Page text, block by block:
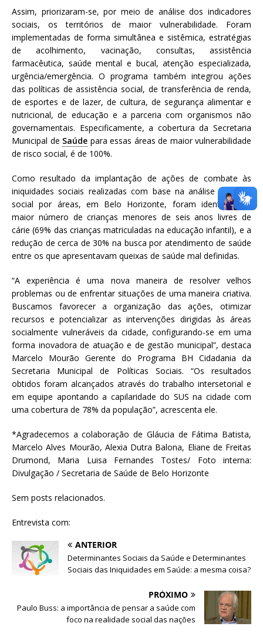
Assim, priorizaram-se, por meio de análise dos indicadores
sociais, os territórios de maior vulnerabilidade. Foram
implementadas de forma simultânea e sistêmica, estratégias
de acolhimento, vacinação, consultas, assistência
farmacêutica, saúde mental e bucal, atenção especializada,
urgência/emergência. O programa também integrou ações
das políticas de assistência social, de transferência de renda,
de esportes e de lazer, de cultura, de segurança alimentar e
nutricional, de educação e a parceria com organismos não
governamentais. Especificamente, a cobertura da Secretaria
Municipal de Saúde para essas áreas de maior vulnerabilidade
de risco social, é de 100%.
Como resultado da implantação de ações de combate às
iniquidades sociais realizadas com base na análise de risco
social por áreas, em Belo Horizonte, foram identificados:
maior número de crianças menores de seis anos livres de
cárie (69% das crianças matriculadas na educação infantil), e a
redução de cerca de 30% na busca por atendimento de saúde
entre os que apresentavam queixas de saúde mal definidas.
“A experiência é uma nova maneira de resolver velhos
problemas ou de enfrentar situações de uma maneira criativa.
Buscamos favorecer a organização das ações, otimizar
recursos e potencializar as intervenções dirigidas às áreas
socialmente vulneráveis da cidade, configurando-se em uma
forma inovadora de atuação e de gestão municipal”, destaca
Marcelo Mourão Gerente do Programa BH Cidadania da
Secretaria Municipal de Políticas Sociais. “Os resultados
obtidos foram alcançados através do trabalho intersetorial e
em equipe apontando a capilaridade do SUS na cidade com
uma cobertura de 78% da população”, acrescenta ele.
*Agradecemos a colaboração de Gláucia de Fátima Batista,
Marcelo Alves Mourão, Alexia Dutra Balona, Eliane de Freitas
Drumond, Maria Luisa Fernandes Tostes/ Foto interna:
Divulgação / Secretaria de Saúde de Belo Horizonte
Sem posts relacionados.
Entrevista com:
ANTERIOR
Determinantes Sociais da Saúde e Determinantes
Sociais das Iniquidades em Saúde: a mesma coisa?
PRÓXIMO
Paulo Buss: a importância de pensar a saúde com
foco na realidade social das nações